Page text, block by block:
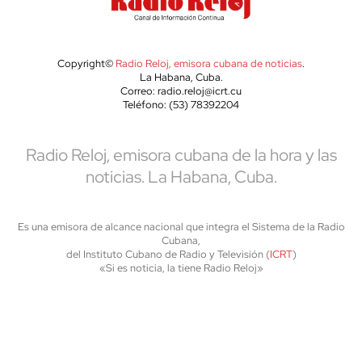
Copyright© Radio Reloj, emisora cubana de noticias.
La Habana, Cuba.
Correo: radio.reloj@icrt.cu
Teléfono: (53) 78392204
Radio Reloj, emisora cubana de la hora y las
noticias. La Habana, Cuba.
Es una emisora de alcance nacional que integra el Sistema de la Radio
Cubana,
del Instituto Cubano de Radio y Televisión (ICRT)
«Si es noticia, la tiene Radio Reloj»